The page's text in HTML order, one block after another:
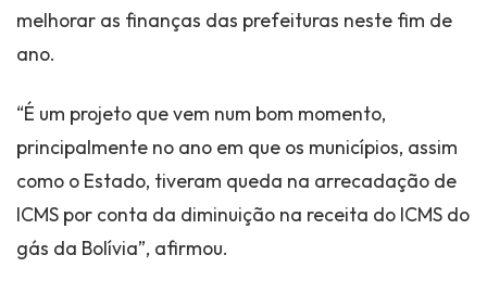
melhorar as finanças das prefeituras neste fim de
ano.
“É um projeto que vem num bom momento,
principalmente no ano em que os municípios, assim
como o Estado, tiveram queda na arrecadação de
ICMS por conta da diminuição na receita do ICMS do
gás da Bolívia”, afirmou.